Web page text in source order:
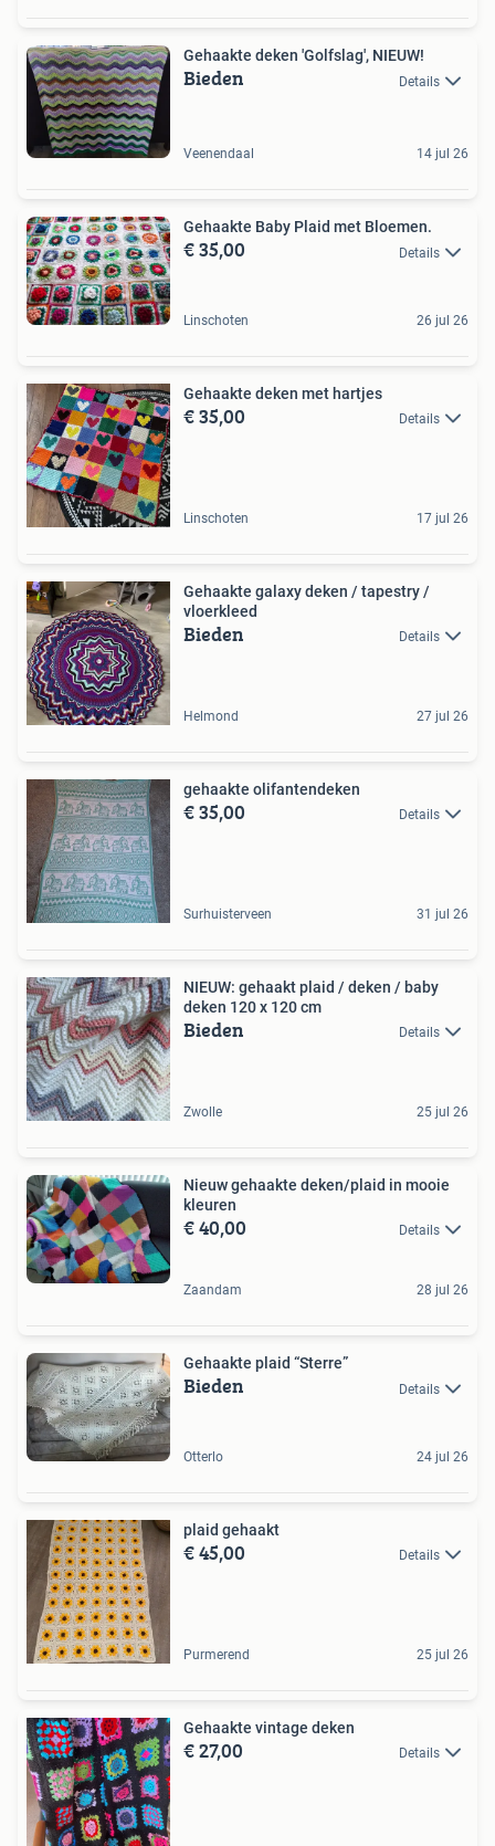
Gehaakte deken 'Golfslag', NIEUW!
Bieden Details
Veenendaal 14 jul 26
Gehaakte Baby Plaid met Bloemen.
€ 35,00 Details
Linschoten 26 jul 26
Gehaakte deken met hartjes
€ 35,00 Details
Linschoten 17 jul 26
Gehaakte galaxy deken / tapestry /
vloerkleed
Bieden Details
Helmond 27 jul 26
gehaakte olifantendeken
€ 35,00 Details
Surhuisterveen 31 jul 26
NIEUW: gehaakt plaid / deken / baby
deken 120 x 120 cm
Bieden Details
Zwolle 25 jul 26
Nieuw gehaakte deken/plaid in mooie
kleuren
€ 40,00 Details
Zaandam 28 jul 26
Gehaakte plaid “Sterre”
Bieden Details
Otterlo 24 jul 26
plaid gehaakt
€ 45,00 Details
Purmerend 25 jul 26
Gehaakte vintage deken
€ 27,00 Details